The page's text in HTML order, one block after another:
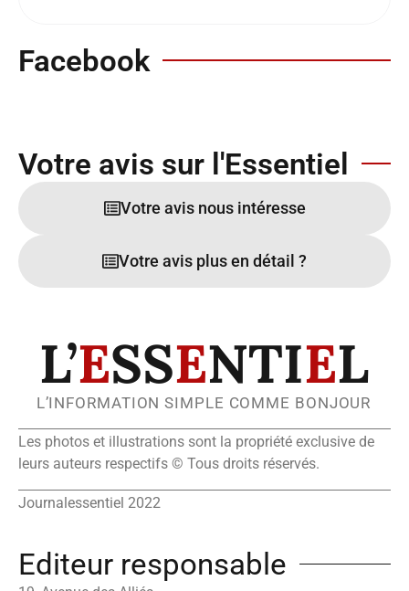
Facebook
Votre avis sur l'Essentiel
Votre avis nous intéresse
Votre avis plus en détail ?
L’ESSENTIEL
L’INFORMATION SIMPLE COMME BONJOUR
Les photos et illustrations sont la propriété exclusive de
leurs auteurs respectifs © Tous droits réservés.
Journalessentiel 2022
Editeur responsable